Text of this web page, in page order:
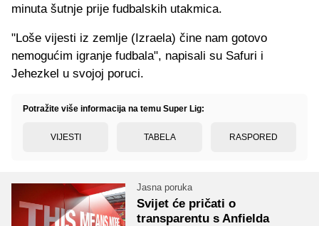
minuta šutnje prije fudbalskih utakmica.
"Loše vijesti iz zemlje (Izraela) čine nam gotovo
nemogućim igranje fudbala", napisali su Safuri i
Jehezkel u svojoj poruci.
Potražite više informacija na temu Super Lig:
VIJESTI TABELA RASPORED
Jasna poruka
Svijet će pričati o
transparentu s Anfielda